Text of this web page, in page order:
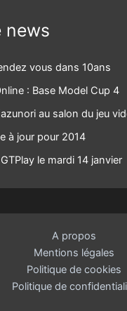
news
vous dans 10ans
: Base Model Cup 4
au salon du jeu
à jour pour 2014
le mardi 14 janvier
A propos
Mentions légales
Politique de cookies
Politique de